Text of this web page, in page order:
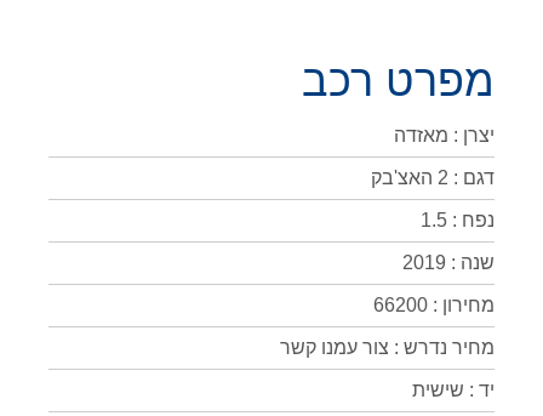
מפרט רכב
יצרן : מאזדה
דגם : 2 האצ'בק
נפח : 1.5
שנה : 2019
מחירון : 66200
מחיר נדרש : צור עמנו קשר
יד : שישית